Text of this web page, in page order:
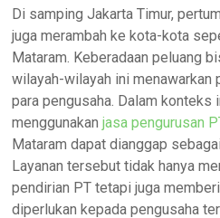
Di samping Jakarta Timur,
juga merambah ke kota-kota
Mataram. Keberadaan peluang
wilayah-wilayah ini menawarkan
para pengusaha. Dalam konteks
menggunakanjasa pengurusan
Mataram dapat dianggap
Layanan tersebut tidak hanya
pendirian PT tetapi juga
diperlukan kepada pengusaha